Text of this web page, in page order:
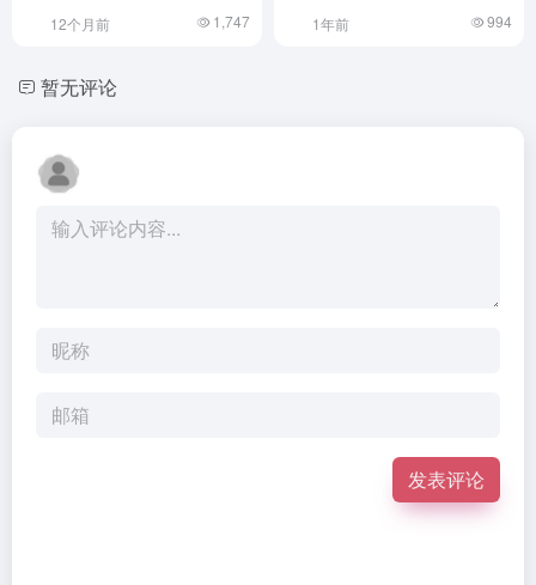
12个月前 1,747 1年前 994
暂无评论
发表评论